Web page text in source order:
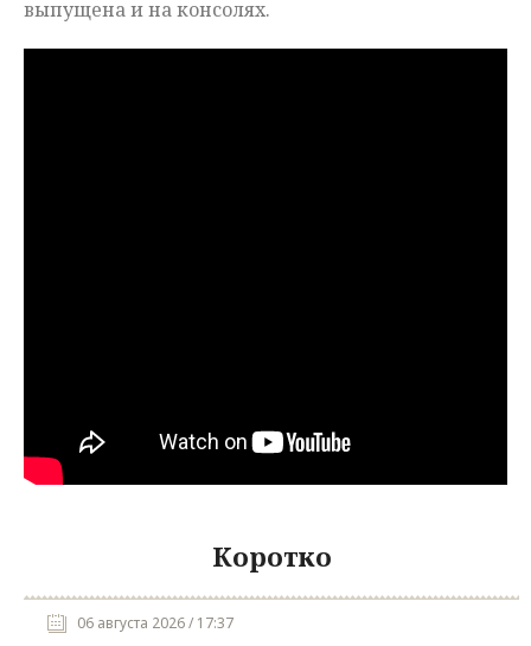
выпущена и на консолях.
Коротко
06 августа 2026 / 17:37